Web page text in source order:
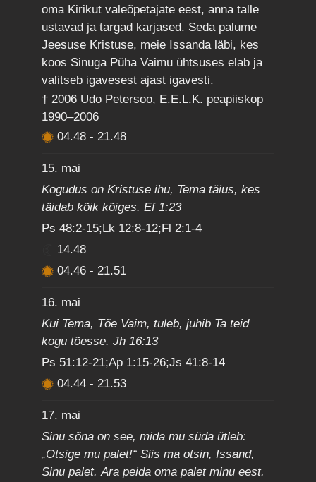
oma Kirikut valeõpetajate eest, anna talle
ustavad ja targad karjased. Seda palume
Jeesuse Kristuse, meie Issanda läbi, kes
koos Sinuga Püha Vaimu ühtsuses elab ja
valitseb igavesest ajast igavesti.
† 2006 Udo Petersoo, E.E.L.K. peapiiskop
1990–2006
04.48-21.48
15. mai
Kogudus on Kristuse ihu, Tema täius, kes
täidab kõik kõiges. Ef 1:23
Ps 48:2-15;Lk 12:8-12;Fl 2:1-4
14.48
04.46-21.51
16. mai
Kui Tema, Tõe Vaim, tuleb, juhib Ta teid
kogu tõesse. Jh 16:13
Ps 51:12-21;Ap 1:15-26;Js 41:8-14
04.44-21.53
17. mai
Sinu sõna on see, mida mu süda ütleb:
„Otsige mu palet!“ Siis ma otsin, Issand,
Sinu palet. Ära peida oma palet minu eest.